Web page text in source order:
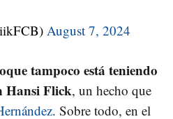
August 7, 2024
tampoco está teniendo
Hansi Flick, un hecho que
. Sobre todo, en el